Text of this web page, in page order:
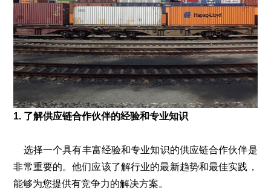
1. 了解供应链合作伙伴的经验和专业知识
选择一个具有丰富经验和专业知识的供应链合作伙伴是
非常重要的。他们应该了解行业的最新趋势和最佳实践，
能够为您提供有竞争力的解决方案。